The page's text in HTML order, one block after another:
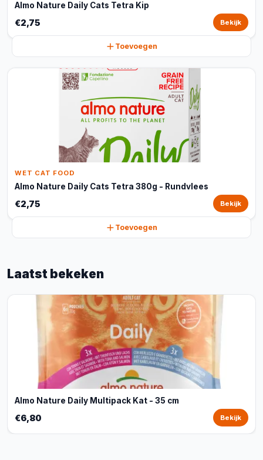
Almo Nature Daily Cats Tetra Kip
€2,75 Bekijk
Toevoegen
WET CAT FOOD
Almo Nature Daily Cats Tetra 380g - Rundvlees
€2,75 Bekijk
Toevoegen
Laatst bekeken
Almo Nature Daily Multipack Kat - 35 cm
€6,80 Bekijk